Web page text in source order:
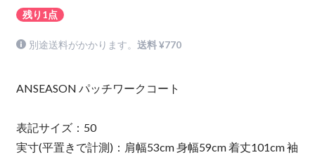
残り1点
別途送料がかかります。送料 ¥770
ANSEASON パッチワークコート
表記サイズ：50
実寸(平置きで計測)：肩幅53cm 身幅59cm 着丈101cm 袖